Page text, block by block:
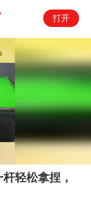
打开
轻松拿捏，